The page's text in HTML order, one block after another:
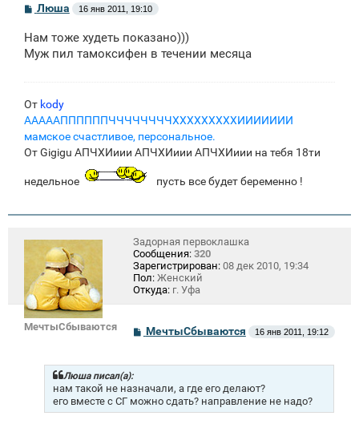
С
б
щ
е
Люша 16 янв 2011, 19:10
Нам тоже худеть показано)))
Муж пил тамоксифен в течении месяца
От kody
АААААППППППЧЧЧЧЧЧЧЧХХХХХХХХХИИИИИИИ
мамское счастливое, персональное.
От Gigigu АПЧХИиии АПЧХИиии АПЧХИиии на тебя 18ти
недельное пусть все будет беременно !
МечтыСбываются
Задорная первоклашка
Сообщения: 320
Зарегистрирован: 08 дек 2010, 19:34
Пол: Женский
Откуда: г. Уфа
С
б
е
н
и
МечтыСбываются 16 янв 2011, 19:12
Люша писал(а):
нам такой не назначали, а где его делают?
его вместе с СГ можно сдать? направление не надо?